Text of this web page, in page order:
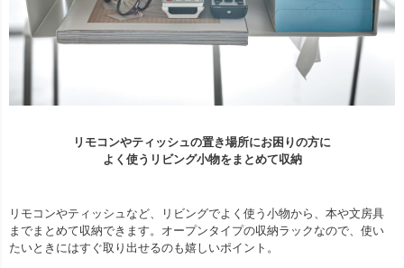
リモコンやティッシュの置き場所にお困りの方に
よく使うリビング小物をまとめて収納
リモコンやティッシュなど、リビングでよく使う小物から、本や文房具
までまとめて収納できます。オープンタイプの収納ラックなので、使い
たいときにはすぐ取り出せるのも嬉しいポイント。